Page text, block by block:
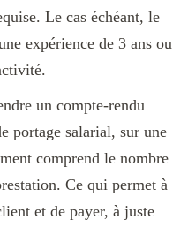
Le cas échéant, le
expérience de 3 ans ou
un compte-rendu
portage salarial, sur une
comprend le nombre
Ce qui permet à
et de payer, à juste